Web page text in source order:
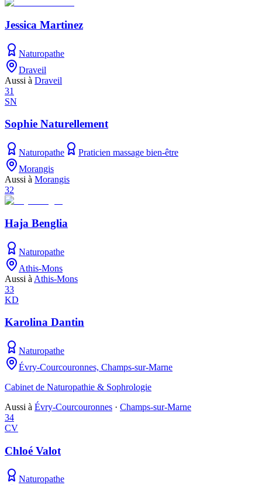
Jessica Martinez
Naturopathe
Draveil
Aussi à Draveil
31
SN
Sophie Naturellement
Naturopathe
Praticien massage bien-être
Morangis
Aussi à Morangis
32
Haja Benglia
Naturopathe
Athis-Mons
Aussi à Athis-Mons
33
KD
Karolina Dantin
Naturopathe
Évry-Courcouronnes, Champs-sur-Marne
Cabinet de Naturopathie & Sophrologie
Aussi à Évry-Courcouronnes · Champs-sur-Marne
34
CV
Chloé Valot
Naturopathe